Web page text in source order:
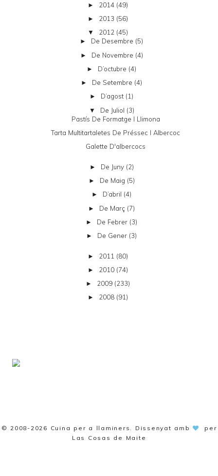
► 2014 (49)
► 2013 (56)
▼ 2012 (45)
► De Desembre (5)
► De Novembre (4)
► D’octubre (4)
► De Setembre (4)
► D’agost (1)
▼ De Juliol (3)
Pastís De Formatge I Llimona
Tarta Multitartaletes De Préssec I Albercoc
Galette D'albercocs
► De Juny (2)
► De Maig (5)
► D’abril (4)
► De Març (7)
► De Febrer (3)
► De Gener (3)
► 2011 (80)
► 2010 (74)
► 2009 (233)
► 2008 (91)
© 2008-2026 Cuina per a llaminers . Dissenyat amb
per
Las Cosas de Maite